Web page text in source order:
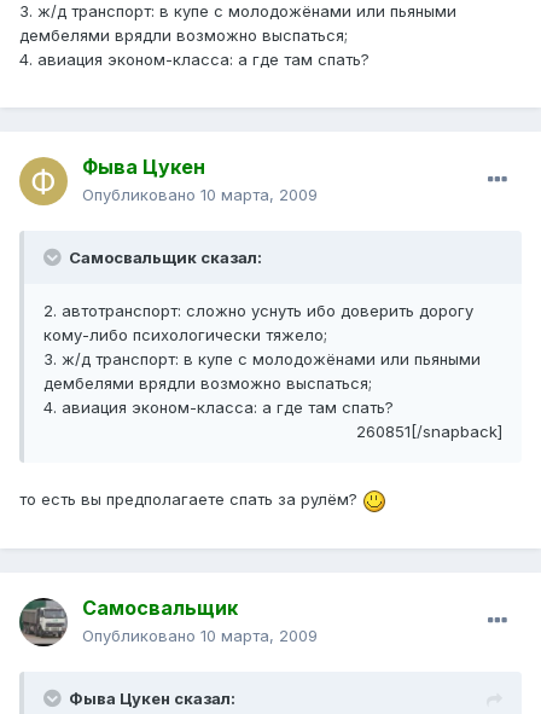
3. ж/д транспорт: в купе с молодожёнами или пьяными
дембелями врядли возможно выспаться;
4. авиация эконом-класса: а где там спать?
Фыва Цукен
Опубликовано 10 марта, 2009
Самосвальщик сказал:
2. автотранспорт: сложно уснуть ибо доверить дорогу
кому-либо психологически тяжело;
3. ж/д транспорт: в купе с молодожёнами или пьяными
дембелями врядли возможно выспаться;
4. авиация эконом-класса: а где там спать?
260851[/snapback]
то есть вы предполагаете спать за рулём?
Самосвальщик
Опубликовано 10 марта, 2009
Фыва Цукен сказал: